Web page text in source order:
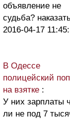
объявление не
судьба?
2016-04-17
В Одессе
полицейский
на взятке :
У них зарплаты
ли не под 7